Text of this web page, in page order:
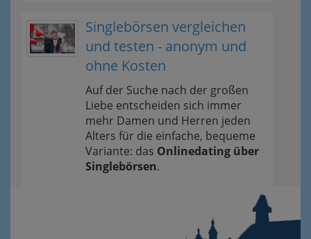
Singlebörsen vergleichen
und testen - anonym und
ohne Kosten
Auf der Suche nach der großen
Liebe entscheiden sich immer
mehr Damen und Herren jeden
Alters für die einfache, bequeme
Variante: das Onlinedating über
Singlebörsen.